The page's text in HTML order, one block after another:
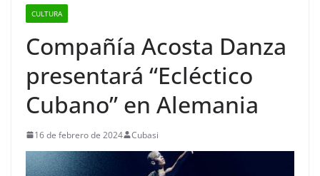
CULTURA
Compañía Acosta Danza
presentará “Ecléctico
Cubano” en Alemania
16 de febrero de 2024 Cubasi